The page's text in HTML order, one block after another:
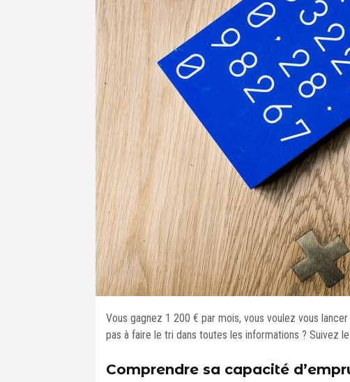
Vous gagnez 1 200 € par mois, vous voulez vous lancer
pas à faire le tri dans toutes les informations ? Suivez
Comprendre sa capacité